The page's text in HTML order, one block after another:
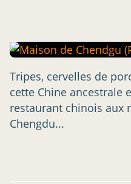
Tripes, cervelles de
cette Chine ancestrale
restaurant chinois aux
Chengdu...